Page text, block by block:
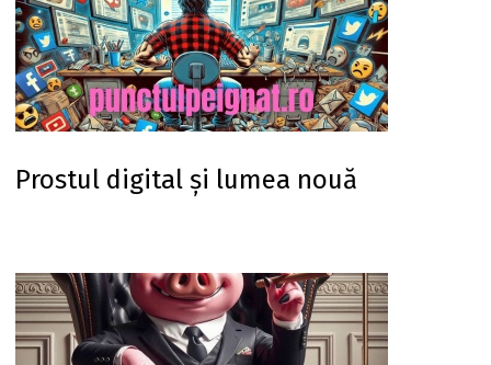
Prostul digital și lumea nouă